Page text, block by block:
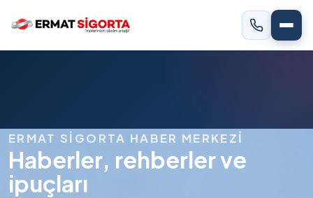
ERMAT SIGORTA HABER MERKEZI
Haberler, rehberler ve
ipuçları